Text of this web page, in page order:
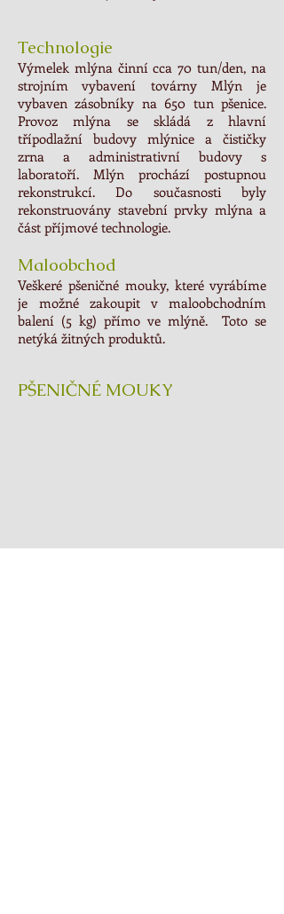
Technologie
Výmelek mlýna činní cca 70 tun/den, na
strojním vybavení továrny Mlýn je
vybaven zásobníky na 650 tun pšenice.
Provoz mlýna se skládá z hlavní
třípodlažní budovy mlýnice a čističky
zrna a administrativní budovy s
laboratoří. Mlýn prochází postupnou
rekonstrukcí. Do současnosti byly
rekonstruovány stavební prvky mlýna a
část příjmové technologie.
Maloobchod
Veškeré pšeničné mouky, které vyrábíme
je možné zakoupit v maloobchodním
balení (5 kg) přímo ve mlýně. Toto se
netýká žitných produktů.
PŠENIČNÉ MOUKY